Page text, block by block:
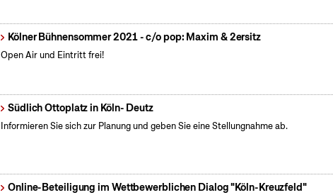
Kölner Bühnensommer 2021 - c/o pop: Maxim & 2ersitz
Open Air und Eintritt frei!
Südlich Ottoplatz in Köln- Deutz
Informieren Sie sich zur Planung und geben Sie eine Stellungnahme ab.
Online-Beteiligung im Wettbewerblichen Dialog "Köln-Kreuzfeld"